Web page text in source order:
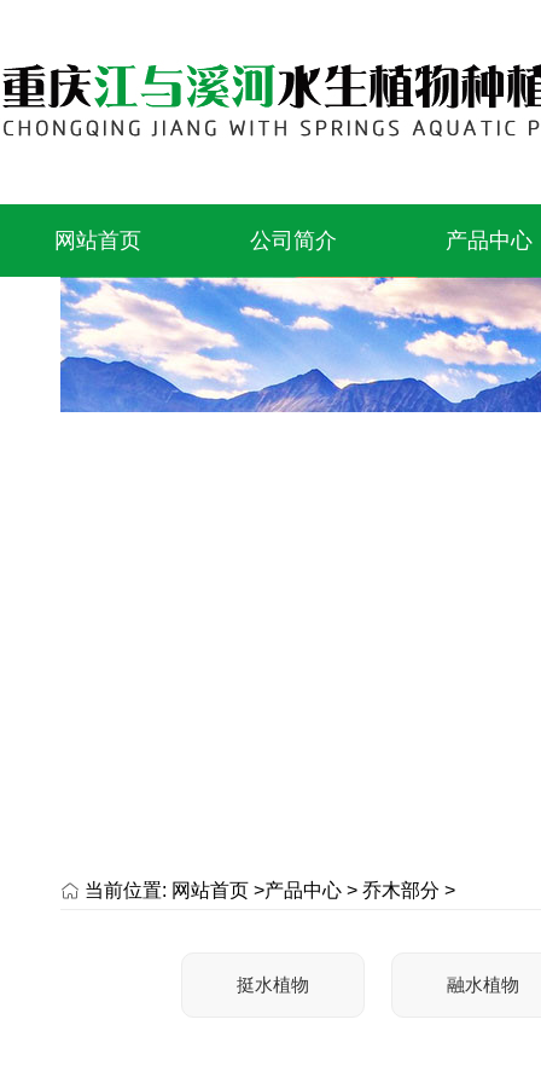
网站首页 公司简介 产品中心
当前位置: 网站首页 >产品中心 > 乔木部分 >
挺水植物 融水植物